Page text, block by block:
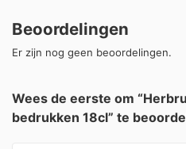
Beoordelingen
Er zijn nog geen beoordelingen.
Wees de eerste om
bedrukken 18cl” te